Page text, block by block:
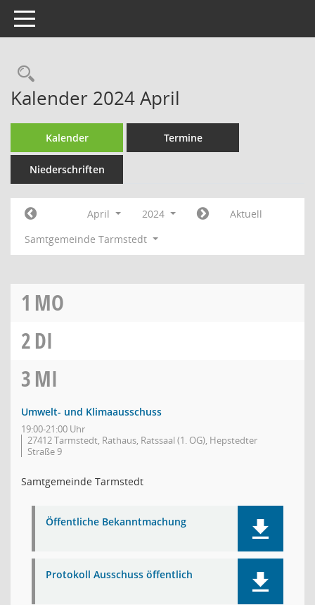
Toggle navigation
Rechercheauswahl
Kalender 2024 April
Kalender Termine
Niederschriften
April 2024
Aktuell
Samtgemeinde Tarmstedt
1 MO
2DI
3MI
Umwelt- und Klimaausschuss
19:00-21:00 Uhr
27412 Tarmstedt, Rathaus, Ratssaal (1. OG), Hepstedter
Straße 9
Samtgemeinde Tarmstedt
Öffentliche Bekanntmachung
Protokoll Ausschuss öffentlich